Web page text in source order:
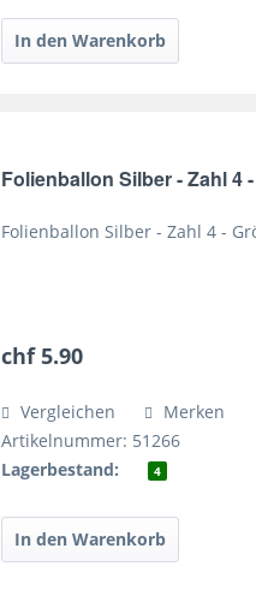
Folienballon Silber - Zahl 4
Folienballon Silber - Zahl 4 -
chf 5.90
Vergleichen
Merken
Artikelnummer: 51266
Lagerbestand:
4